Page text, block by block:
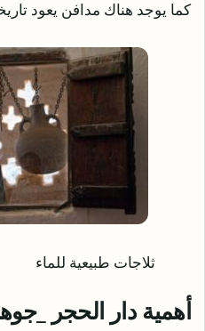
كما يوجد هناك مدافن يعود
ثلاجات طبيعية للماء
أهمية دار الحجر